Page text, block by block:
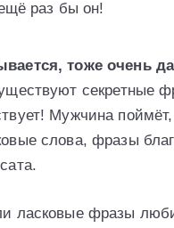
раз бы он!
тоже очень
секретные
Мужчина
слова, фразы
ласковые фразы